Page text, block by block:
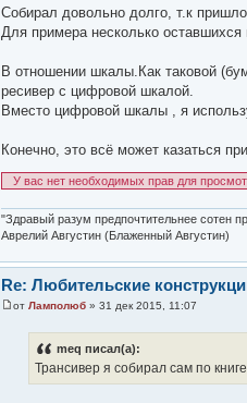
Собирал довольно долго, т.к
Для примера несколько оставшихся
В отношении шкалы.Как таковой
ресивер с цифровой шкалой.
Вместо цифровой шкалы , я
Конечно, это всё может казаться
У вас нет необходимых прав для
"Здравый разум предпочтительнее сотен
Аврелий Августин (Блаженный Августин)
Re: Любительские
от Ламполюб» 31 дек 2015, 11:07
meq писал(а):
Трансивер я собирал сам по